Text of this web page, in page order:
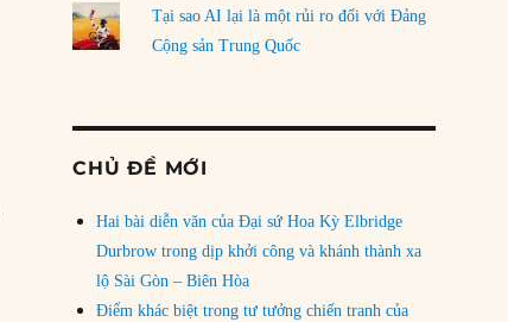
Tại sao AI lại là một rủi ro đối với Đảng
Cộng sản Trung Quốc
CHỦ ĐỀ MỚI
Hai bài diễn văn của Đại sứ Hoa Kỳ Elbridge
Durbrow trong dịp khởi công và khánh thành xa
lộ Sài Gòn – Biên Hòa
Điểm khác biệt trong tư tưởng chiến tranh của